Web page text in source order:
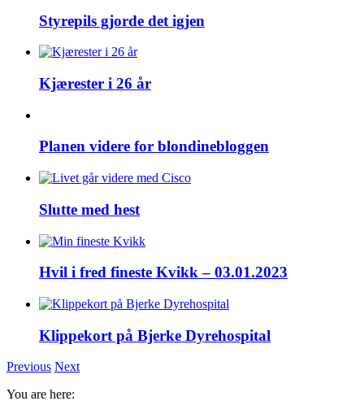
Styrepils gjorde det igjen
Kjærester i 26 år
Planen videre for blondinebloggen
Slutte med hest
Hvil i fred fineste Kvikk – 03.01.2023
Klippekort på Bjerke Dyrehospital
Previous Next
You are here: